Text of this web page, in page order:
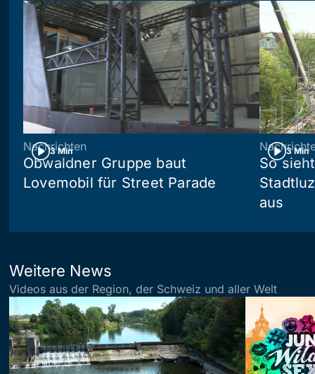
3 Min
Nachrichten
Obwaldner Gruppe baut
Lovemobil für Street Parade
3 Min
So
aus
Weitere News
Videos aus der Region, der Schweiz und aller Welt